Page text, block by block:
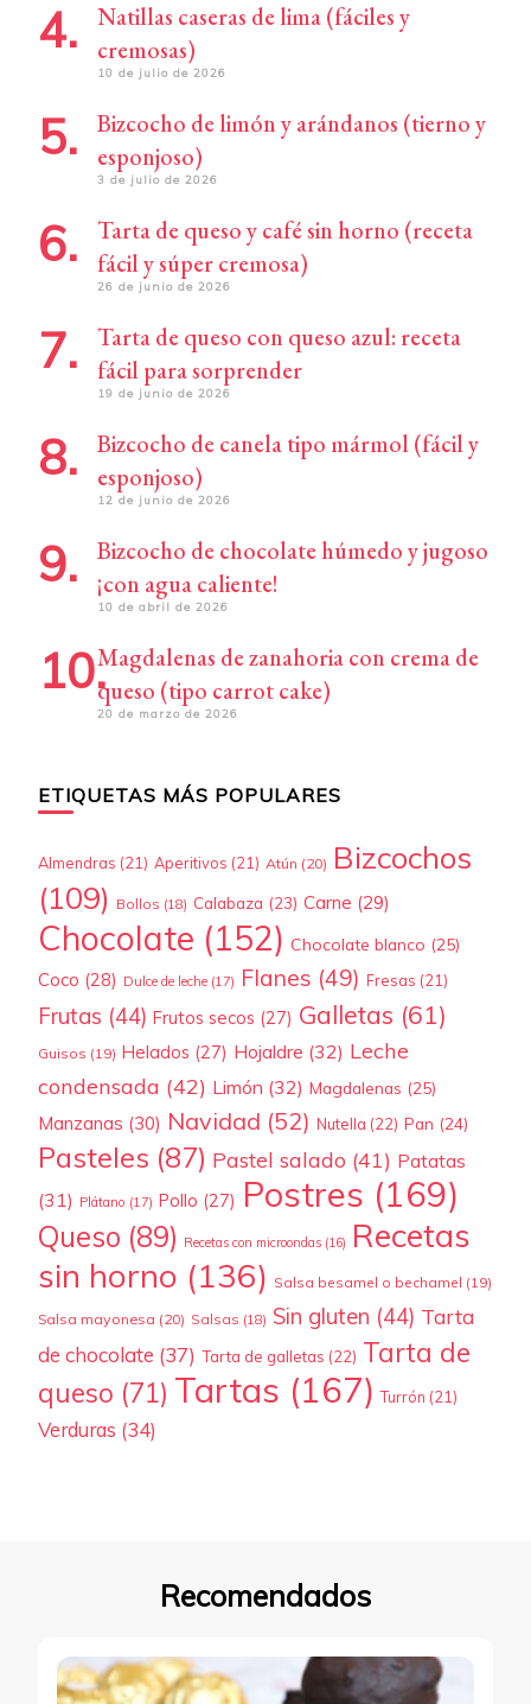
Natillas caseras de lima (fáciles y
cremosas)
10 de julio de 2026
Bizcocho de limón y arándanos (tierno y
esponjoso)
3 de julio de 2026
Tarta de queso y café sin horno (receta
fácil y súper cremosa)
26 de junio de 2026
Tarta de queso con queso azul: receta
fácil para sorprender
19 de junio de 2026
Bizcocho de canela tipo mármol (fácil y
esponjoso)
12 de junio de 2026
Bizcocho de chocolate húmedo y jugoso
¡con agua caliente!
10 de abril de 2026
Magdalenas de zanahoria con crema de
queso (tipo carrot cake)
20 de marzo de 2026
ETIQUETAS MÁS POPULARES
Almendras (21) Aperitivos (21) Atún (20) Bizcochos
(109) Bollos (18) Calabaza (23) Carne (29)
Chocolate (152) Chocolate blanco (25)
Coco (28) Dulce de leche (17) Flanes (49) Fresas (21)
Frutas (44) Frutos secos (27) Galletas (61)
Guisos (19) Helados (27) Hojaldre (32) Leche
condensada (42) Limón (32) Magdalenas (25)
Manzanas (30) Navidad (52) Nutella (22) Pan (24)
Pasteles (87) Pastel salado (41) Patatas
(31) Plátano (17) Pollo (27) Postres (169)
Queso (89) Recetas con microondas (16) Recetas
sin horno (136) Salsa besamel o bechamel (19)
Salsa mayonesa (20) Salsas (18) Sin gluten (44) Tarta
de chocolate (37) Tarta de galletas (22) Tarta de
queso (71) Tartas (167) Turrón (21)
Verduras (34)
Recomendados